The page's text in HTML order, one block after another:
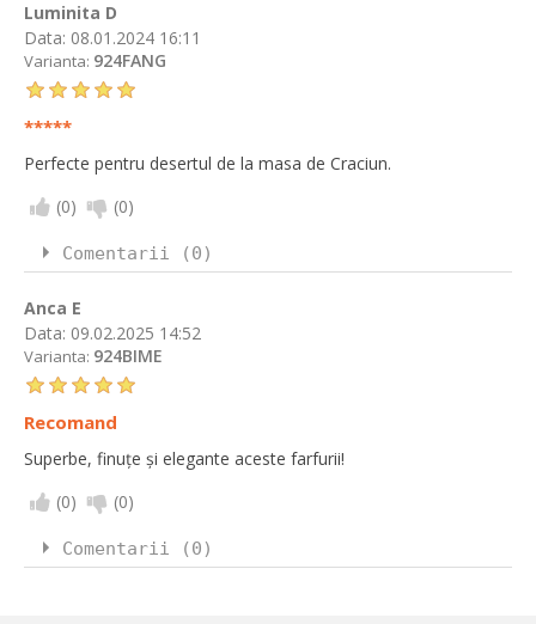
Luminita D
Data: 08.01.2024 16:11
Varianta: 924FANG
*****
Perfecte pentru desertul de la masa de Craciun.
(0) (0)
Comentarii (0)
Anca E
Data: 09.02.2025 14:52
Varianta: 924BIME
Recomand
Superbe, finuțe și elegante aceste farfurii!
(0) (0)
Comentarii (0)